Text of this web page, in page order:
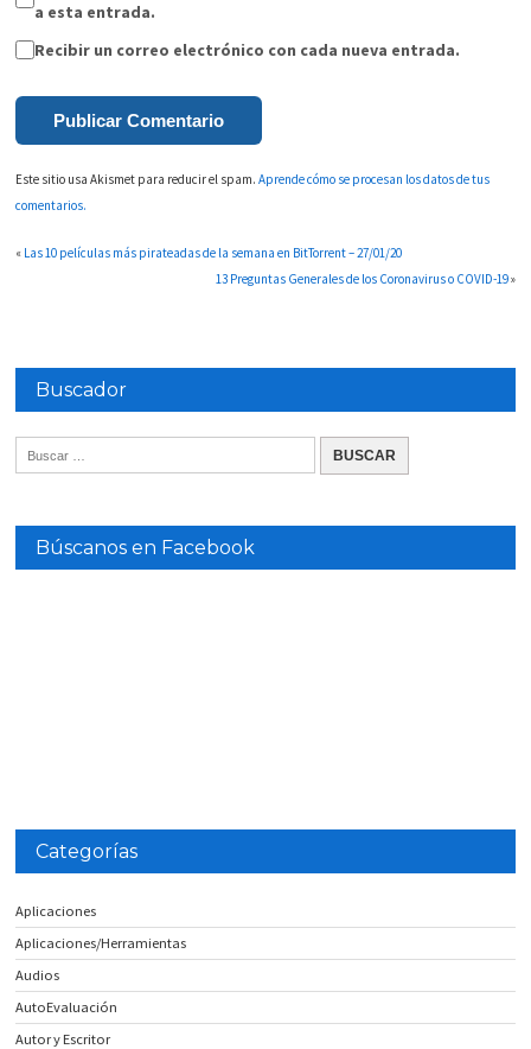
a esta entrada.
Recibir un correo electrónico con cada nueva entrada.
Este sitio usa Akismet para reducir el spam.Aprende cómo se procesan los datos de tus
comentarios.
« Las 10 películas más pirateadas de la semana en BitTorrent – 27/01/20
13 Preguntas Generales de los Coronavirus o COVID-19»
Buscador
Búscanos en Facebook
Categorías
Aplicaciones
Aplicaciones/Herramientas
Audios
AutoEvaluación
Autor y Escritor